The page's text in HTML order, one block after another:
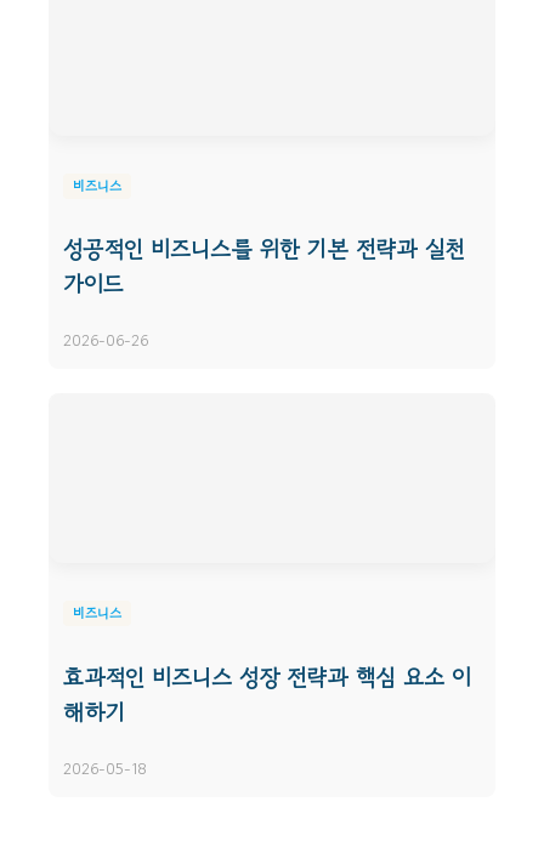
비즈니스
성공적인 비즈니스를 위한 기본 전략과 실천
가이드
2026-06-26
비즈니스
효과적인 비즈니스 성장 전략과 핵심 요소 이
해하기
2026-05-18